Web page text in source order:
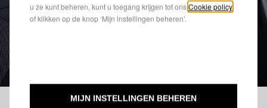
u ze kunt beheren, kunt u toegang krijgen tot onsCookie policy
of klikken op de knop ‘Mijn instellingen beheren’.
MIJN INSTELLINGEN BEHEREN